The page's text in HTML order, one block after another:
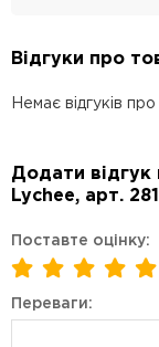
Відгуки про
Немає відгуків
Додати
Lychee, арт.
Поставте оцінку:
Переваги: